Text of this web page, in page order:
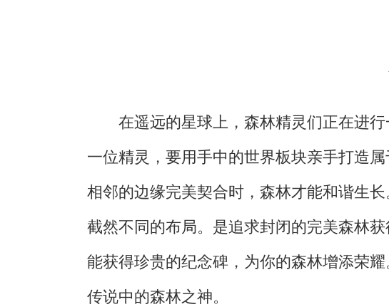
在遥远的星球上，森林精灵们正在进
一位精灵，要用手中的世界板块亲手打造
相邻的边缘完美契合时，森林才能和谐生
截然不同的布局。是追求封闭的完美森林
能获得珍贵的纪念碑，为你的森林增添荣
传说中的森林之神。